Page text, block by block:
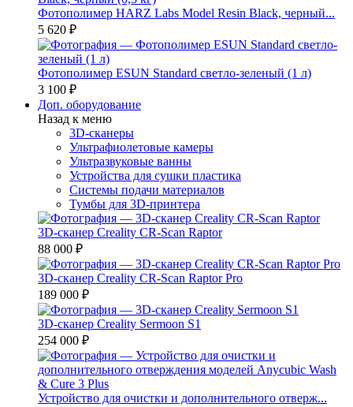
Фотополимер HARZ Labs Model Resin Black, черный...
5 620 ₽
Фотополимер ESUN Standard светло-зеленый (1 л)
3 100 ₽
Доп. оборудование
Назад к меню
3D-сканеры
Ультрафиолетовые камеры
Ультразвуковые ванны
Устройства для сушки пластика
Системы подачи материалов
Тумбы для 3D-принтера
3D-сканер Creality CR-Scan Raptor
88 000 ₽
3D-сканер Creality CR-Scan Raptor Pro
189 000 ₽
3D-сканер Creality Sermoon S1
254 000 ₽
Устройство для очистки и дополнительного отверж...